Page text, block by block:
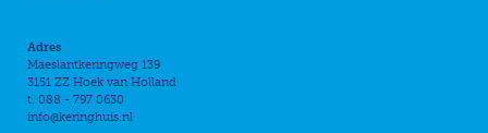
Adres
Maeslantkeringweg 139
3151 ZZ Hoek van Holland
t. 088 - 797 0630
info@keringhuis.nl